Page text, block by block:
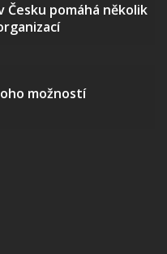
Česku pomáhá několik
možností